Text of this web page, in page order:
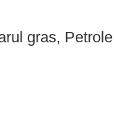
gras,